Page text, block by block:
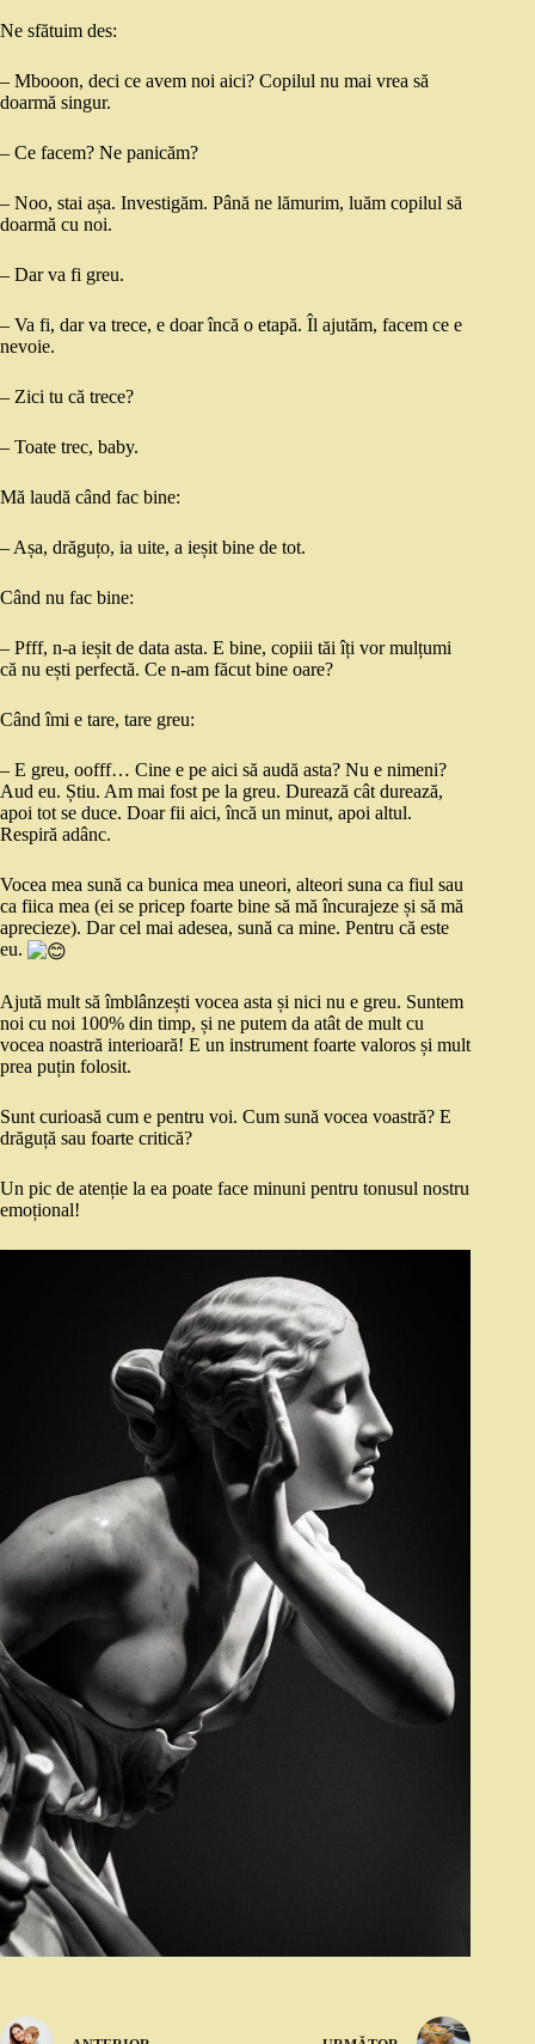
Ne sfătuim des:
– Mbooon, deci ce avem noi aici? Copilul nu mai vrea să
doarmă singur.
– Ce facem? Ne panicăm?
– Noo, stai așa. Investigăm. Până ne lămurim, luăm copilul să
doarmă cu noi.
– Dar va fi greu.
– Va fi, dar va trece, e doar încă o etapă. Îl ajutăm, facem ce e
nevoie.
– Zici tu că trece?
– Toate trec, baby.
Mă laudă când fac bine:
– Așa, drăguțo, ia uite, a ieșit bine de tot.
Când nu fac bine:
– Pfff, n-a ieșit de data asta. E bine, copiii tăi îți vor mulțumi
că nu ești perfectă. Ce n-am făcut bine oare?
Când îmi e tare, tare greu:
– E greu, oofff… Cine e pe aici să audă asta? Nu e nimeni?
Aud eu. Știu. Am mai fost pe la greu. Durează cât durează,
apoi tot se duce. Doar fii aici, încă un minut, apoi altul.
Respiră adânc.
Vocea mea sună ca bunica mea uneori, alteori suna ca fiul sau
ca fiica mea (ei se pricep foarte bine să mă încurajeze și să mă
aprecieze). Dar cel mai adesea, sună ca mine. Pentru că este
eu.
Ajută mult să îmblânzești vocea asta și nici nu e greu. Suntem
noi cu noi 100% din timp, și ne putem da atât de mult cu
vocea noastră interioară! E un instrument foarte valoros și mult
prea puțin folosit.
Sunt curioasă cum e pentru voi. Cum sună vocea voastră? E
drăguță sau foarte critică?
Un pic de atenție la ea poate face minuni pentru tonusul nostru
emoțional!